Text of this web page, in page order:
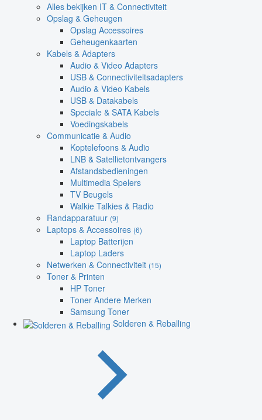
Alles bekijken IT & Connectiviteit
Opslag & Geheugen
Opslag Accessoires
Geheugenkaarten
Kabels & Adapters
Audio & Video Adapters
USB & Connectiviteitsadapters
Audio & Video Kabels
USB & Datakabels
Speciale & SATA Kabels
Voedingskabels
Communicatie & Audio
Koptelefoons & Audio
LNB & Satellietontvangers
Afstandsbedieningen
Multimedia Spelers
TV Beugels
Walkie Talkies & Radio
Randapparatuur (9)
Laptops & Accessoires (6)
Laptop Batterijen
Laptop Laders
Netwerken & Connectiviteit (15)
Toner & Printen
HP Toner
Toner Andere Merken
Samsung Toner
Solderen & Reballing